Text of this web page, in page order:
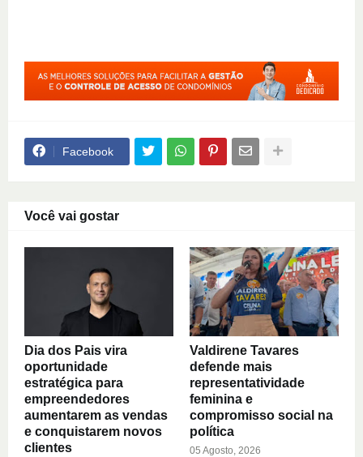
Facebook
Você vai gostar
Dia dos Pais vira
oportunidade
estratégica para
empreendedores
aumentarem as vendas
e conquistarem novos
clientes
Valdirene Tavares
defende mais
representatividade
feminina e
compromisso social na
política
05 Agosto, 2026